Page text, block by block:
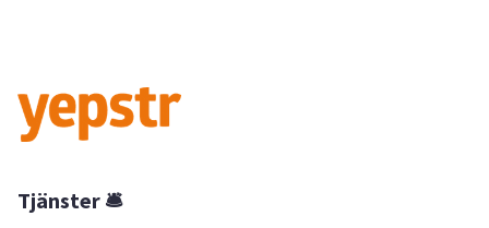
Tjänster 🛎